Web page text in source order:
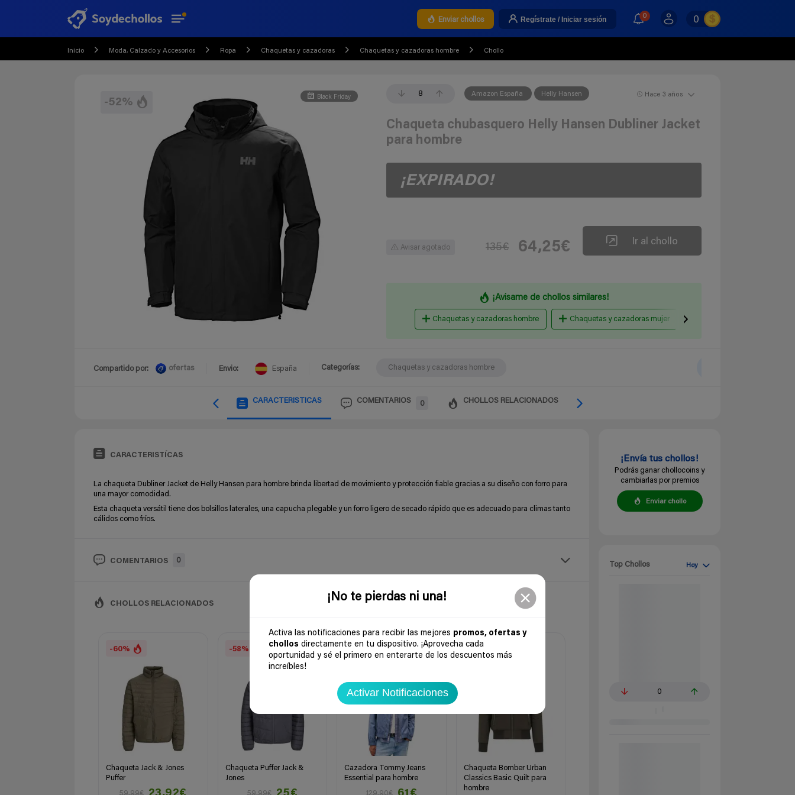
¡No te pierdas ni una!
Activa las notificaciones para recibir las mejores promos, ofertas y
chollos directamente en tu dispositivo. ¡Aprovecha cada
oportunidad y sé el primero en enterarte de los descuentos más
increíbles!
Activar Notificaciones
Enviar chollos Regístrate / Iniciar sesión 0 0
Inicio Moda, Calzado y Accesorios Ropa Chaquetas y cazadoras Chaquetas y cazadoras hombre Chollo
-52% Black Friday 8 Amazon España Helly Hansen Hace 3 años
Chaqueta chubasquero Helly Hansen Dubliner Jacket
para hombre
¡EXPIRADO!
Avisar agotado 135€ 64,25€ Ir al chollo
¡Avisame de chollos similares!
Chaquetas y cazadoras hombre Chaquetas y cazadoras mujer
Compartido por: ofertas Envio: España Categorías: Chaquetas y cazadoras hombre
CARACTERISTICAS COMENTARIOS 0 CHOLLOS RELACIONADOS
CARACTERISTÍCAS
La chaqueta Dubliner Jacket de Helly Hansen para hombre brinda libertad de movimiento y protección fiable gracias a su diseño con forro para
una mayor comodidad.
Esta chaqueta versátil tiene dos bolsillos laterales, una capucha plegable y un forro ligero de secado rápido que es adecuado para climas tanto
cálidos como fríos.
COMENTARIOS 0
CHOLLOS RELACIONADOS
-60%
Chaqueta Jack & Jones
Puffer
-58%
Chaqueta Puffer Jack &
Jones
-53%
Cazadora Tommy Jeans
Essential para hombre
-60%
Chaqueta Bomber Urban
Classics Basic Quilt para
hombre
¡Envía tus chollos!
Podrás ganar chollocoins y
cambiarlas por premios
Enviar chollo
Top Chollos Hoy
0